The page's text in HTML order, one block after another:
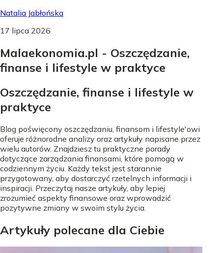
Natalia Jabłońska
17 lipca 2026
Malaekonomia.pl - Oszczędzanie,
finanse i lifestyle w praktyce
Oszczędzanie, finanse i lifestyle w
praktyce
Blog poświęcony oszczędzaniu, finansom i lifestyle'owi
oferuje różnorodne analizy oraz artykuły napisane przez
wielu autorów. Znajdziesz tu praktyczne porady
dotyczące zarządzania finansami, które pomogą w
codziennym życiu. Każdy tekst jest starannie
przygotowany, aby dostarczyć rzetelnych informacji i
inspiracji. Przeczytaj nasze artykuły, aby lepiej
zrozumieć aspekty finansowe oraz wprowadzić
pozytywne zmiany w swoim stylu życia.
Artykuły polecane dla Ciebie